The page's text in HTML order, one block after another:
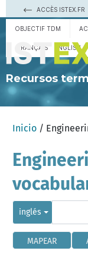
ACCÈS ISTEX.FR
OBJECTIF TDM
FRANÇAIS ENGLISH
Recursos
Inicio /
inglés
MAPEAR